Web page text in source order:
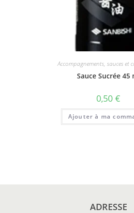
Accompagnements, sauces et
Sauce Sucrée 45
0,50 €
Ajouter à ma
ADRESSE